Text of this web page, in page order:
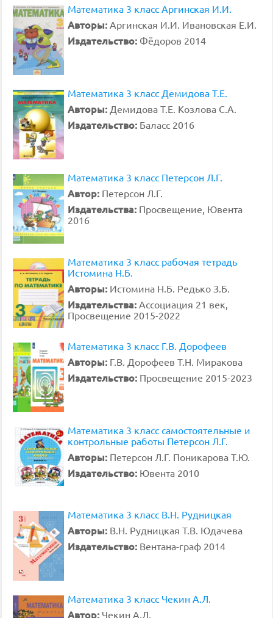
Математика 3 класс Аргинская И.И.
Авторы: Аргинская И.И. Ивановская Е.И.
Издательство: Фёдоров 2014
Математика 3 класс Демидова Т.Е.
Авторы: Демидова Т.Е. Козлова С.А.
Издательство: Баласс 2016
Математика 3 класс Петерсон Л.Г.
Автор: Петерсон Л.Г.
Издательства: Просвещение, Ювента
2016
Математика 3 класс рабочая тетрадь
Истомина Н.Б.
Авторы: Истомина Н.Б. Редько З.Б.
Издательства: Ассоциация 21 век,
Просвещение 2015-2022
Математика 3 класс Г.В. Дорофеев
Авторы: Г.В. Дорофеев Т.Н. Миракова
Издательство: Просвещение 2015-2023
Математика 3 класс самостоятельные и
контрольные работы Петерсон Л.Г.
Авторы: Петерсон Л.Г. Поникарова Т.Ю.
Издательство: Ювента 2010
Математика 3 класс В.Н. Рудницкая
Авторы: В.Н. Рудницкая Т.В. Юдачева
Издательство: Вентана-граф 2014
Математика 3 класс Чекин А.Л.
Автор: Чекин А.Л.